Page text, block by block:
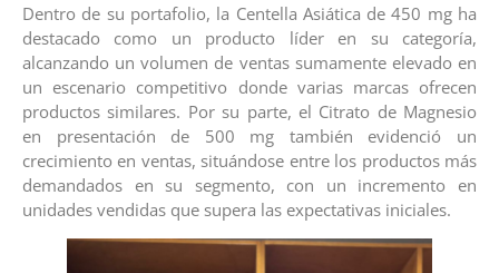
Dentro de su portafolio, la Centella Asiática de 450 mg ha
destacado como un producto líder en su categoría,
alcanzando un volumen de ventas sumamente elevado en
un escenario competitivo donde varias marcas ofrecen
productos similares. Por su parte, el Citrato de Magnesio
en presentación de 500 mg también evidenció un
crecimiento en ventas, situándose entre los productos más
demandados en su segmento, con un incremento en
unidades vendidas que supera las expectativas iniciales.